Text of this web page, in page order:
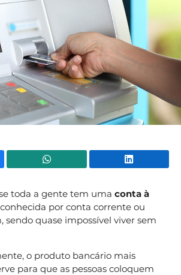
Facebook WhatsApp
toda a gente tem uma conta à
por conta corrente ou
sendo quase impossível viver sem
o produto bancário mais
para que as pessoas coloquem